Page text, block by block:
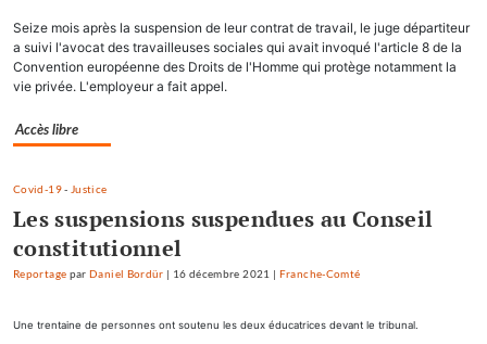
Seize mois après la suspension de leur contrat de travail, le juge départiteur
a suivi l'avocat des travailleuses sociales qui avait invoqué l'article 8 de la
Convention européenne des Droits de l'Homme qui protège notamment la
vie privée. L'employeur a fait appel.
Accès libre
Covid-19- Justice
Les suspensions suspendues au Conseil
constitutionnel
Reportage parDaniel Bordür | 16 décembre 2021 | Franche-Comté
Une trentaine de personnes ont soutenu les deux éducatrices devant le tribunal.